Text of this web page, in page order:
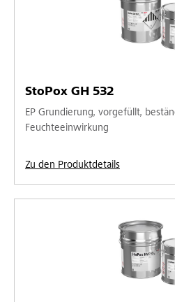
StoPox GH 532
EP Grundierung, vorgefüllt,
Feuchteeinwirkung
Zu den Produktdetails